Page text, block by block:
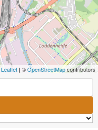
Leaflet | ©OpenStreetMapcontributors